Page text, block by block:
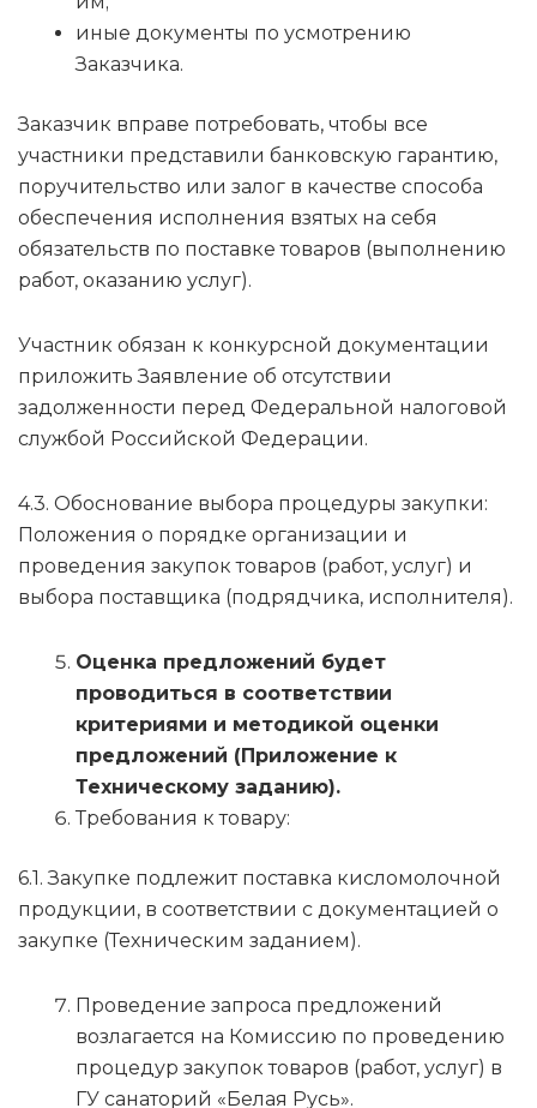
иные документы по усмотрению
Заказчика.
Заказчик вправе потребовать, чтобы все
участники представили банковскую гарантию,
поручительство или залог в качестве способа
обеспечения исполнения взятых на себя
обязательств по поставке товаров (выполнению
работ, оказанию услуг).
Участник обязан к конкурсной документации
приложить Заявление об отсутствии
задолженности перед Федеральной налоговой
службой Российской Федерации.
4.3. Обоснование выбора процедуры закупки:
Положения о порядке организации и
проведения закупок товаров (работ, услуг) и
выбора поставщика (подрядчика, исполнителя).
Оценка предложений будет
проводиться в соответствии
критериями и методикой оценки
предложений (Приложение к
Техническому заданию).
Требования к товару:
6.1. Закупке подлежит поставка кисломолочной
продукции, в соответствии с документацией о
закупке (Техническим заданием).
Проведение запроса предложений
возлагается на Комиссию по проведению
процедур закупок товаров (работ, услуг) в
ГУ санаторий «Белая Русь».